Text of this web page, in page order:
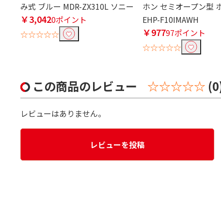
み式 ブルー MDR-ZX310L ソニー
￥3,0420ポイント
☆☆☆☆☆
ホン セミオープン型
EHP-F10IMAWH
￥97797ポイント
☆☆☆☆☆
この商品のレビュー ☆☆☆☆☆
レビューはありません。
レビューを投稿